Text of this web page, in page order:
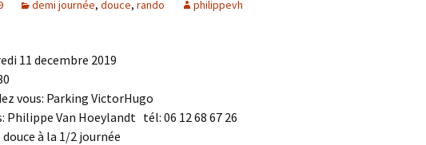
demi journée, douce, rando philippevh
11 decembre 2019
vous: Parking VictorHugo
Philippe Van Hoeylandt tél: 06 12 68 67 26
à la 1/2 journée